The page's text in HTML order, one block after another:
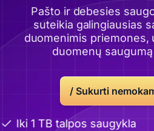
Pašto ir debesies
suteikia galingiausias
duomenimis priemones,
duomenų
/ Sukurti
Iki 1 TB talpos saugykla